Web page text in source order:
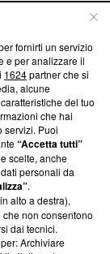
nella lotta
Blasting
impegniamo a
aderenza a
non è
di farne
verifica di
fornirti un servizio
e per analizzare il
1624partner che si
alcune
del tuo
che hai
servizi. Puoi
“Accetta tutti”
scelte, anche
personali da
.
in alto a destra),
non consentono
dai tecnici.
Archiviare